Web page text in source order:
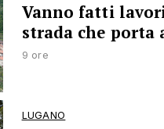
Vanno fatti
strada che porta
9 ore
LUGANO